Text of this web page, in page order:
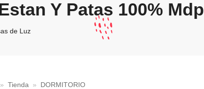
Y Patas 100% Mdp
de Luz
» Tienda » DORMITORIO